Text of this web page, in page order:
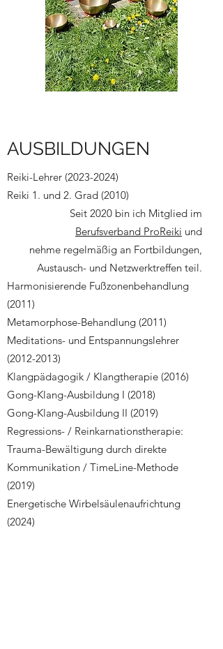
AUSBILDUNGEN
Reiki-Lehrer (2023-2024)
Reiki 1. und 2. Grad (2010)
Seit 2020 bin ich Mitglied im
Berufsverband ProReiki ​ und
nehme regelmäßig an Fortbildungen,
Austausch- und Netzwerktreffen teil.
Harmonisierende Fußzonenbehandlung
(2011)
Metamorphose-Behandlung (2011)
Meditations- und Entspannungslehrer
(2012-2013)
Klangpädagogik / Klangtherapie (2016)
Gong-Klang-Ausbildung I (2018)
Gong-Klang-Ausbildung II (2019)
Regressions- / Reinkarnationstherapie:
Trauma-Bewältigung durch direkte
Kommunikation / TimeLine-Methode
(2019)
Energetische Wirbelsäulenaufrichtung
(2024)